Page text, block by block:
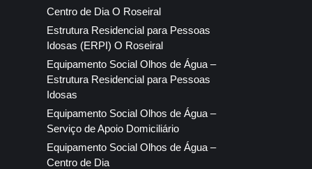
Centro de Dia O Roseiral
Estrutura Residencial para Pessoas
Idosas (ERPI) O Roseiral
Equipamento Social Olhos de Água –
Estrutura Residencial para Pessoas
Idosas
Equipamento Social Olhos de Água –
Serviço de Apoio Domiciliário
Equipamento Social Olhos de Água –
Centro de Dia